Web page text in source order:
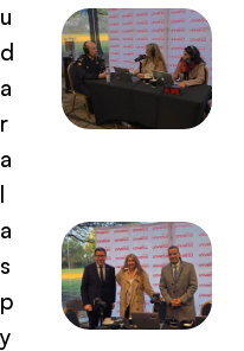
u
d
a
r
a
l
a
s
p
y